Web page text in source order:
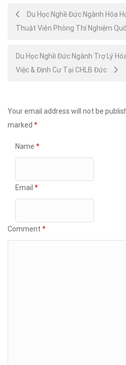
Post
navigation
Du Học Nghề Đức Ngành Hóa
Thuật Viên Phòng Thí Nghiệm
Du Học Nghề Đức Ngành Trợ Lý
Việc & Định Cư Tại CHLB Đức
Your email address will not be
marked *
Name *
Email *
Comment *